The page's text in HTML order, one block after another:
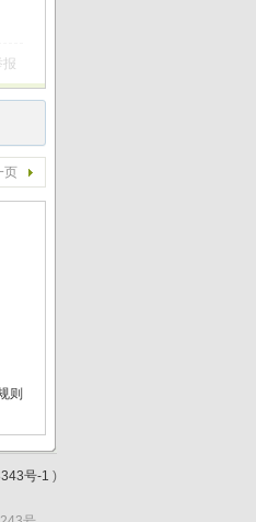
报
页
则
号-1 )